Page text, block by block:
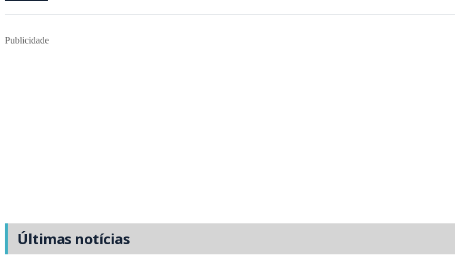
Publicidade
Últimas notícias